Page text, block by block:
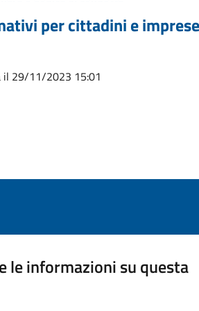
per cittadini e imprese
il 29/11/2023 15:01
le informazioni su questa